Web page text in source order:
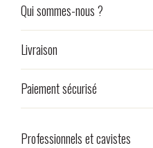
Qui sommes-nous ?
Livraison
Paiement sécurisé
Professionnels et cavistes